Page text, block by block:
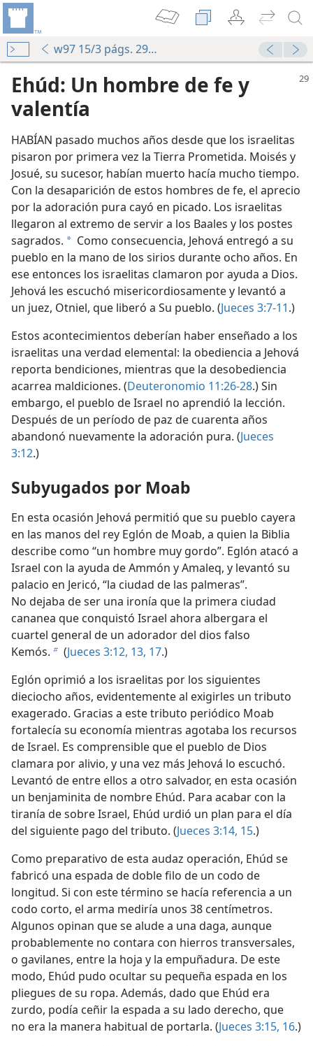
w97 15/3 págs. 29-31
Ehúd: Un hombre de fe y
valentía
HABÍAN pasado muchos años desde que los israelitas
pisaron por primera vez la Tierra Prometida. Moisés y
Josué, su sucesor, habían muerto hacía mucho tiempo.
Con la desaparición de estos hombres de fe, el aprecio
por la adoración pura cayó en picado. Los israelitas
llegaron al extremo de servir a los Baales y los postes
sagrados. a Como consecuencia, Jehová entregó a su
pueblo en la mano de los sirios durante ocho años. En
ese entonces los israelitas clamaron por ayuda a Dios.
Jehová les escuchó misericordiosamente y levantó a
un juez, Otniel, que liberó a Su pueblo. (Jueces 3:7-11.)
Estos acontecimientos deberían haber enseñado a los
israelitas una verdad elemental: la obediencia a Jehová
reporta bendiciones, mientras que la desobediencia
acarrea maldiciones. (Deuteronomio 11:26-28.) Sin
embargo, el pueblo de Israel no aprendió la lección.
Después de un período de paz de cuarenta años
abandonó nuevamente la adoración pura. (Jueces
3:12.)
Subyugados por Moab
En esta ocasión Jehová permitió que su pueblo cayera
en las manos del rey Eglón de Moab, a quien la Biblia
describe como “un hombre muy gordo”. Eglón atacó a
Israel con la ayuda de Ammón y Amaleq, y levantó su
palacio en Jericó, “la ciudad de las palmeras”.
No dejaba de ser una ironía que la primera ciudad
cananea que conquistó Israel ahora albergara el
cuartel general de un adorador del dios falso
Kemós. b (Jueces 3:12, 13, 17.)
Eglón oprimió a los israelitas por los siguientes
dieciocho años, evidentemente al exigirles un tributo
exagerado. Gracias a este tributo periódico Moab
fortalecía su economía mientras agotaba los recursos
de Israel. Es comprensible que el pueblo de Dios
clamara por alivio, y una vez más Jehová lo escuchó.
Levantó de entre ellos a otro salvador, en esta ocasión
un benjaminita de nombre Ehúd. Para acabar con la
tiranía de sobre Israel, Ehúd urdió un plan para el día
del siguiente pago del tributo. (Jueces 3:14, 15.)
Como preparativo de esta audaz operación, Ehúd se
fabricó una espada de doble filo de un codo de
longitud. Si con este término se hacía referencia a un
codo corto, el arma mediría unos 38 centímetros.
Algunos opinan que se alude a una daga, aunque
probablemente no contara con hierros transversales,
o gavilanes, entre la hoja y la empuñadura. De este
modo, Ehúd pudo ocultar su pequeña espada en los
pliegues de su ropa. Además, dado que Ehúd era
zurdo, podía ceñir la espada a su lado derecho, que
no era la manera habitual de portarla. (Jueces 3:15, 16.)